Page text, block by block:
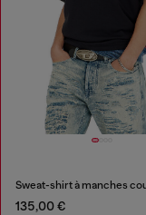
135,00 €